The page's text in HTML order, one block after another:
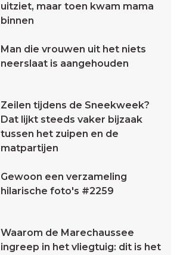
uitziet, maar toen kwam mama
binnen
Man die vrouwen uit het niets
neerslaat is aangehouden
Zeilen tijdens de Sneekweek?
Dat lijkt steeds vaker bijzaak
tussen het zuipen en de
matpartijen
Gewoon een verzameling
hilarische foto's #2259
Waarom de Marechaussee
ingreep in het vliegtuig: dit is het